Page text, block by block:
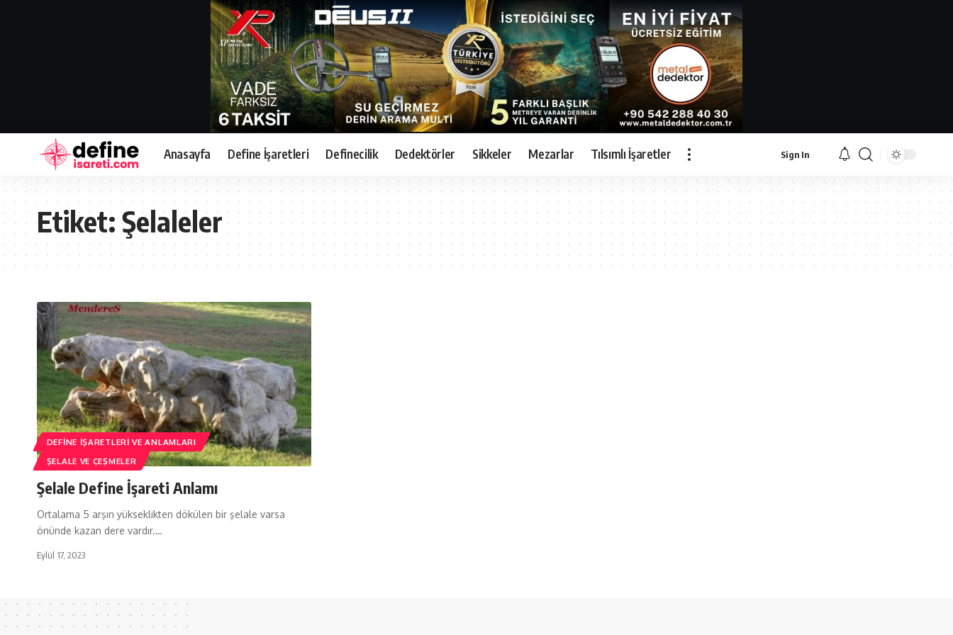
Anasayfa Define İşaretleri Definecilik Dedektörler Sikkeler Mezarlar Tılsımlı İşaretler Sign In
Etiket:Şelaleler
DEFINE İŞARETLERI VE ANLAMLARI
ŞELALE VE ÇEŞMELER
Şelale Define İşareti Anlamı
Ortalama 5 arşın yükseklikten dökülen bir şelale varsa
önünde kazan dere vardır.…
Eylül 17, 2023